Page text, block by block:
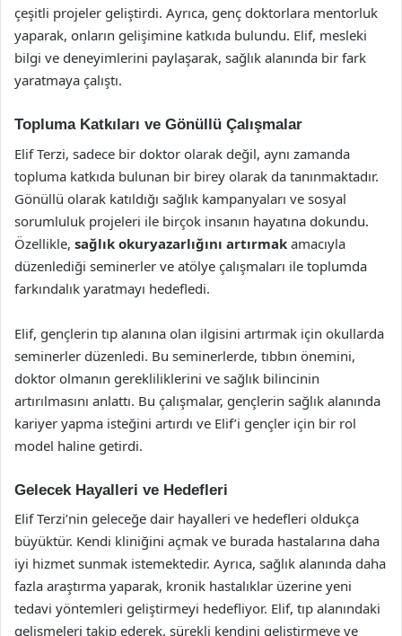
çeşitli projeler geliştirdi. Ayrıca, genç doktorlara mentorluk
yaparak, onların gelişimine katkıda bulundu. Elif, mesleki
bilgi ve deneyimlerini paylaşarak, sağlık alanında bir fark
yaratmaya çalıştı.
Topluma Katkıları ve Gönüllü Çalışmalar
Elif Terzi, sadece bir doktor olarak değil, aynı zamanda
topluma katkıda bulunan bir birey olarak da tanınmaktadır.
Gönüllü olarak katıldığı sağlık kampanyaları ve sosyal
sorumluluk projeleri ile birçok insanın hayatına dokundu.
Özellikle, sağlık okuryazarlığını artırmak amacıyla
düzenlediği seminerler ve atölye çalışmaları ile toplumda
farkındalık yaratmayı hedefledi.
Elif, gençlerin tıp alanına olan ilgisini artırmak için okullarda
seminerler düzenledi. Bu seminerlerde, tıbbın önemini,
doktor olmanın gerekliliklerini ve sağlık bilincinin
artırılmasını anlattı. Bu çalışmalar, gençlerin sağlık alanında
kariyer yapma isteğini artırdı ve Elif’i gençler için bir rol
model haline getirdi.
Gelecek Hayalleri ve Hedefleri
Elif Terzi’nin geleceğe dair hayalleri ve hedefleri oldukça
büyüktür. Kendi kliniğini açmak ve burada hastalarına daha
iyi hizmet sunmak istemektedir. Ayrıca, sağlık alanında daha
fazla araştırma yaparak, kronik hastalıklar üzerine yeni
tedavi yöntemleri geliştirmeyi hedefliyor. Elif, tıp alanındaki
gelişmeleri takip ederek, sürekli kendini geliştirmeye ve